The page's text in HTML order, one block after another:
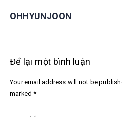
OHHYUNJOON
Để lại một bình luận
Your email address will not be
marked *